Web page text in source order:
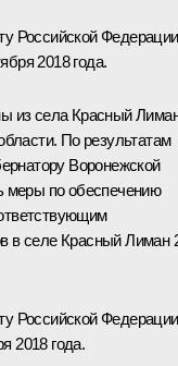
Российской Федерации
2018 года.
из села Красный
По результатам
Воронежской
меры по обеспечению
в селе Красный Лиман
Российской Федерации
2018 года.